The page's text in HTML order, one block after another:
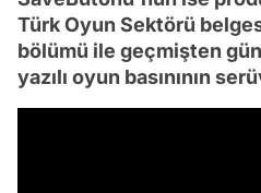
Türk Oyun Sektörü
bölümü ile geçmişten
yazılı oyun basınının